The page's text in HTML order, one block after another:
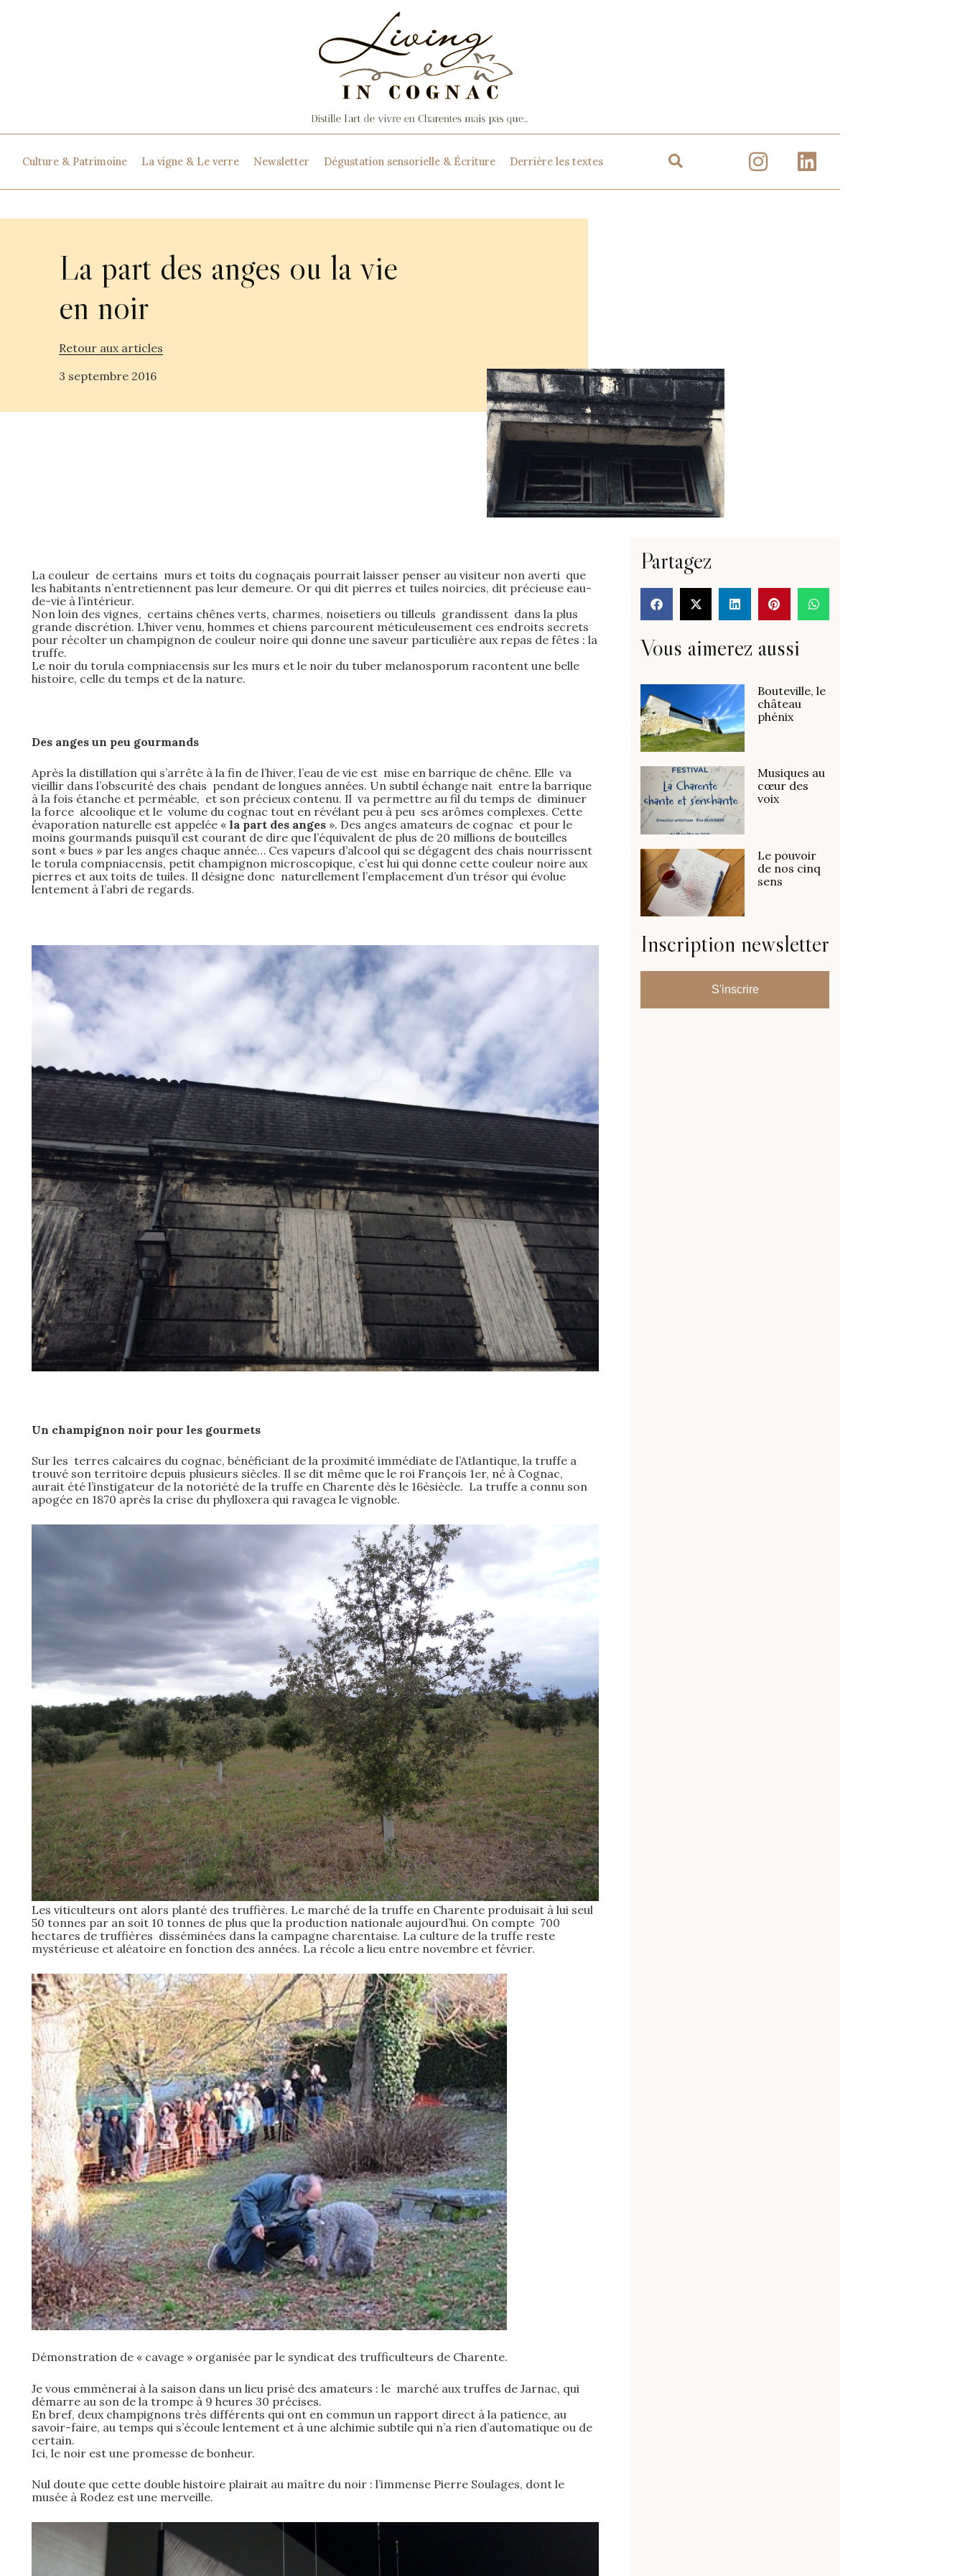
Culture & Patrimoine La vigne & Le verre Newsletter Dégustation sensorielle & Écriture Derrière les textes
La part des anges ou la vie
en noir
Retour aux articles
3 septembre 2016
La couleur de certains murs et toits du cognaçais pourrait laisser penser au visiteur non averti que
les habitants n’entretiennent pas leur demeure. Or qui dit pierres et tuiles noircies, dit précieuse eau-
de-vie à l’intérieur.
Non loin des vignes, certains chênes verts, charmes, noisetiers ou tilleuls grandissent dans la plus
grande discrétion. L’hiver venu, hommes et chiens parcourent méticuleusement ces endroits secrets
pour récolter un champignon de couleur noire qui donne une saveur particulière aux repas de fêtes : la
truffe.
Le noir du torula compniacensis sur les murs et le noir du tuber melanosporum racontent une belle
histoire, celle du temps et de la nature.
Des anges un peu gourmands
Après la distillation qui s’arrête à la fin de l’hiver, l’eau de vie est mise en barrique de chêne. Elle va
vieillir dans l’obscurité des chais pendant de longues années. Un subtil échange nait entre la barrique
à la fois étanche et perméable, et son précieux contenu. Il va permettre au fil du temps de diminuer
la force alcoolique et le volume du cognac tout en révélant peu à peu ses arômes complexes. Cette
évaporation naturelle est appelée « la part des anges». Des anges amateurs de cognac et pour le
moins gourmands puisqu’il est courant de dire que l’équivalent de plus de 20 millions de bouteilles
sont « bues » par les anges chaque année… Ces vapeurs d’alcool qui se dégagent des chais nourrissent
le torula compniacensis, petit champignon microscopique, c’est lui qui donne cette couleur noire aux
pierres et aux toits de tuiles. Il désigne donc naturellement l’emplacement d’un trésor qui évolue
lentement à l’abri de regards.
Un champignon noir pour les gourmets
Sur les terres calcaires du cognac, bénéficiant de la proximité immédiate de l’Atlantique, la truffe a
trouvé son territoire depuis plusieurs siècles. Il se dit même que le roi François 1er, né à Cognac,
aurait été l’instigateur de la notoriété de la truffe en Charente dès le 16èsiècle. La truffe a connu son
apogée en 1870 après la crise du phylloxera qui ravagea le vignoble.
Les viticulteurs ont alors planté des truffières. Le marché de la truffe en Charente produisait à lui seul
50 tonnes par an soit 10 tonnes de plus que la production nationale aujourd’hui. On compte 700
hectares de truffières disséminées dans la campagne charentaise. La culture de la truffe reste
mystérieuse et aléatoire en fonction des années. La récole a lieu entre novembre et février.
Démonstration de « cavage » organisée par le syndicat des trufficulteurs de Charente.
Je vous emmènerai à la saison dans un lieu prisé des amateurs : le marché aux truffes de Jarnac, qui
démarre au son de la trompe à 9 heures 30 précises.
En bref, deux champignons très différents qui ont en commun un rapport direct à la patience, au
savoir-faire, au temps qui s’écoule lentement et à une alchimie subtile qui n’a rien d’automatique ou de
certain.
Ici, le noir est une promesse de bonheur.
Nul doute que cette double histoire plairait au maître du noir : l’immense Pierre Soulages, dont le
musée à Rodez est une merveille.
Partagez
Vous aimerez aussi
Bouteville, le
château
phénix
Musiques au
cœur des
voix
Le pouvoir
de nos cinq
sens
Inscription newsletter
S'inscrire